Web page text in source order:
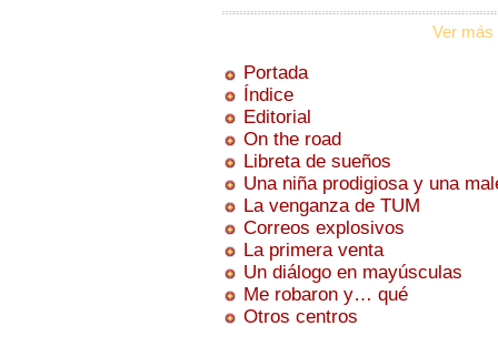
Ver más
Portada
Índice
Editorial
On the road
Libreta de sueños
Una niña prodigiosa y una
La venganza de TUM
Correos explosivos
La primera venta
Un diálogo en mayúsculas
Me robaron y… qué
Otros centros